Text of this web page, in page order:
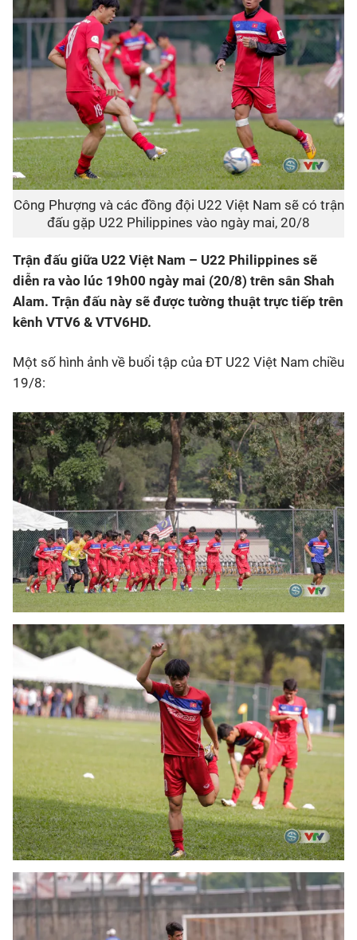
Công Phượng và các đồng đội U22 Việt Nam sẽ có trận
đấu gặp U22 Philippines vào ngày mai, 20/8
Trận đấu giữa U22 Việt Nam – U22 Philippines sẽ
diễn ra vào lúc 19h00 ngày mai (20/8) trên sân Shah
Alam. Trận đấu này sẽ được tường thuật trực tiếp trên
kênh VTV6 & VTV6HD.
Một số hình ảnh về buổi tập của ĐT U22 Việt Nam chiều
19/8: